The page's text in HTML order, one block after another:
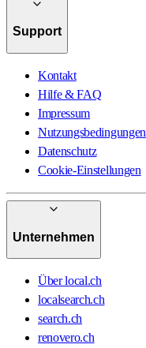
Support
Kontakt
Hilfe & FAQ
Impressum
Nutzungsbedingungen
Datenschutz
Cookie-Einstellungen
Unternehmen
Über local.ch
localsearch.ch
search.ch
renovero.ch